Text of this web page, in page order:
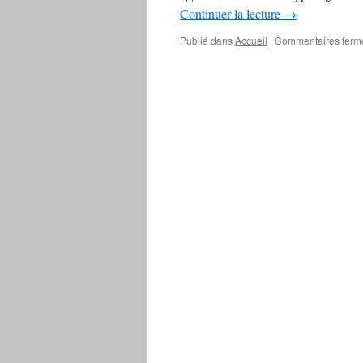
Continuer la lecture →
Publié dansAccueil | Commentaires